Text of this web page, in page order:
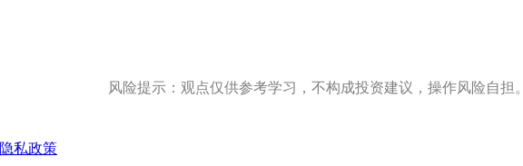
风险提示：观点仅供参考学习，不构成投资建议，操作风险自担。
隐私政策